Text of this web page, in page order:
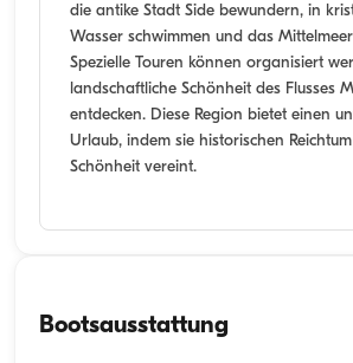
die antike Stadt Side bewundern, in
Wasser schwimmen und das
Spezielle Touren können organisiert
landschaftliche Schönheit des Flusses
entdecken. Diese Region bietet einen
Urlaub, indem sie historischen
Schönheit vereint.
Bootsausstattung